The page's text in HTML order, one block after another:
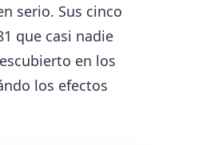
serio. Sus cinco
que casi nadie
en los
los efectos